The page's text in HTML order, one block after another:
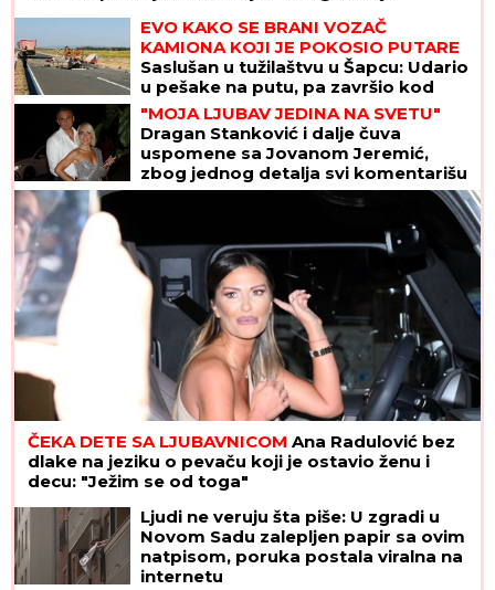
EVO KAKO SE BRANI VOZAČ
KAMIONA KOJI JE POKOSIO PUTARE
Saslušan u tužilaštvu u Šapcu: Udario
u pešake na putu, pa završio kod
metalne ograde
"MOJA LJUBAV JEDINA NA SVETU"
Dragan Stanković i dalje čuva
uspomene sa Jovanom Jeremić,
zbog jednog detalja svi komentarišu
da je nije preboleo
ČEKA DETE SA LJUBAVNICOM Ana Radulović bez
dlake na jeziku o pevaču koji je ostavio ženu i
decu: "Ježim se od toga"
Ljudi ne veruju šta piše: U zgradi u
Novom Sadu zalepljen papir sa ovim
natpisom, poruka postala viralna na
internetu